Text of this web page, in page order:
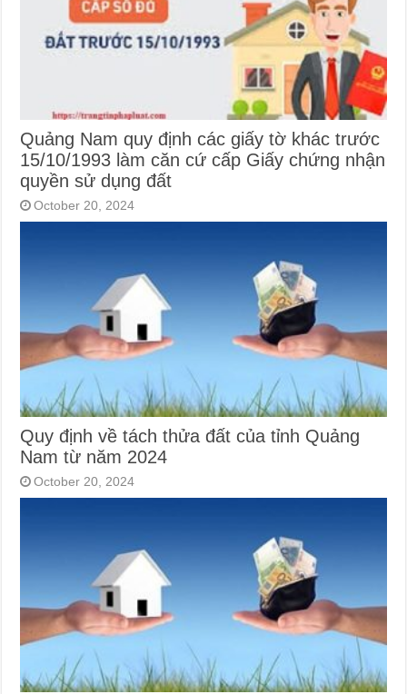
Quảng Nam quy định các giấy tờ khác trước
15/10/1993 làm căn cứ cấp Giấy chứng nhận
quyền sử dụng đất
October 20, 2024
Quy định về tách thửa đất của tỉnh Quảng
Nam từ năm 2024
October 20, 2024